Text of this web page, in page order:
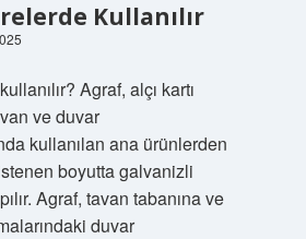
Kullanılır
Agraf, alçı kartı
ve duvar
kullanılan ana ürünlerden
boyutta galvanizli
Agraf, tavan tabanına ve
duvar